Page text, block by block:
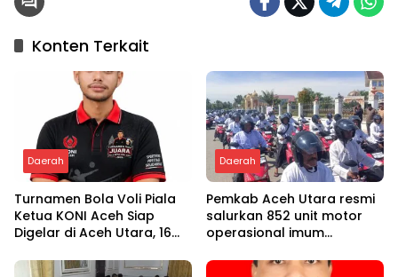
Konten Terkait
Daerah
Turnamen Bola Voli Piala
Ketua KONI Aceh Siap
Digelar di Aceh Utara, 16
Ambil Bagian
Daerah
Pemkab Aceh Utara resmi
salurkan 852 unit motor
operasional imum